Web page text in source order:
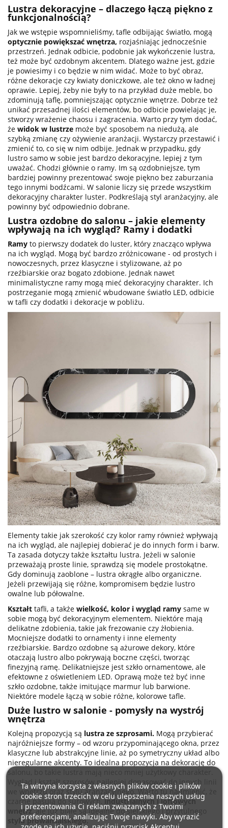
Lustra dekoracyjne – dlaczego łączą piękno z
funkcjonalnością?
Jak we wstępie wspomnieliśmy, tafle odbijając światło, mogą
optycznie powiększać wnętrza, rozjaśniając jednocześnie
przestrzeń. Jednak odbicie, podobnie jak wykończenie lustra,
też może być ozdobnym akcentem. Dlatego ważne jest, gdzie
je powiesimy i co będzie w nim widać. Może to być obraz,
różne dekoracje czy kwiaty doniczkowe, ale też okno w ładnej
oprawie. Lepiej, żeby nie były to na przykład duże meble, bo
zdominują taflę, pomniejszając optycznie wnętrze. Dobrze też
unikać przesadnej ilości elementów, bo odbicie powielając je,
stworzy wrażenie chaosu i zagracenia. Warto przy tym dodać,
że widok w lustrze może być sposobem na niedużą, ale
szybką zmianę czy ożywienie aranżacji. Wystarczy przestawić i
zmienić to, co się w nim odbije. Jednak w przypadku, gdy
lustro samo w sobie jest bardzo dekoracyjne, lepiej z tym
uważać. Chodzi głównie o ramy. Im są ozdobniejsze, tym
bardziej powinny prezentować swoje piękno bez zaburzania
tego innymi bodźcami. W salonie liczy się przede wszystkim
dekoracyjny charakter luster. Podkreślają styl aranżacyjny, ale
powinny być odpowiednio dobrane.
Lustra ozdobne do salonu – jakie elementy
wpływają na ich wygląd? Ramy i dodatki
Ramy to pierwszy dodatek do luster, który znacząco wpływa
na ich wygląd. Mogą być bardzo zróżnicowane - od prostych i
nowoczesnych, przez klasyczne i stylizowane, aż po
rzeźbiarskie oraz bogato zdobione. Jednak nawet
minimalistyczne ramy mogą mieć dekoracyjny charakter. Ich
postrzeganie mogą zmienić wbudowane światło LED, odbicie
w tafli czy dodatki i dekoracje w pobliżu.
Elementy takie jak szerokość czy kolor ramy również wpływają
na ich wygląd, ale najlepiej dobierać je do innych form i barw.
Ta zasada dotyczy także kształtu lustra. Jeżeli w salonie
przeważają proste linie, sprawdzą się modele prostokątne.
Gdy dominują zaoblone – lustra okrągłe albo organiczne.
Jeżeli przewijają się różne, kompromisem będzie lustro
owalne lub półowalne.
Kształt tafli, a także wielkość, kolor i wygląd ramy same w
sobie mogą być dekoracyjnym elementem. Niektóre mają
delikatne zdobienia, takie jak frezowanie czy żłobienia.
Mocniejsze dodatki to ornamenty i inne elementy
rzeźbiarskie. Bardzo ozdobne są ażurowe dekory, które
otaczają lustro albo pokrywają boczne części, tworząc
finezyjną ramę. Delikatniejsze jest szkło ornamentowe, ale
efektowne z oświetleniem LED. Oprawą może też być inne
szkło ozdobne, także imitujące marmur lub barwione.
Niektóre modele łączą w sobie różne, kolorowe tafle.
Duże lustro w salonie - pomysły na wystrój
wnętrza
Kolejną propozycją są lustra ze szprosami. Mogą przybierać
najróżniejsze formy – od wzoru przypominającego okna, przez
klasyczne lub abstrakcyjne linie, aż po symetryczny układ albo
nieregularne akcenty. To idealna propozycja na dekorację do
salonu, bo takie lustra mają nieco mniej użytkowy charakter.
Wygląd i kształt szprosów najlepiej dopasować do innych linii
we wnętrzu oraz stylu aranżacyjnego. Warto tu nadmienić, że
czarne pasują do surowych, industrialnych i loftowych
wnętrz, ale już białe są idealne do sielskiego i przytulnego
stylu prowansalskiego.
Ta witryna korzysta z własnych plików cookie i plików
cookie stron trzecich w celu ulepszenia naszych usług
i prezentowania Ci reklam związanych z Twoimi
preferencjami, analizując Twoje nawyki. Aby wyrazić